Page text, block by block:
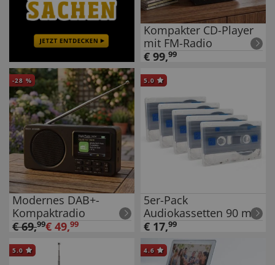
Kompakter CD-Player
mit FM-Radio
€ 99,99
-28 %
Modernes DAB+-
Kompaktradio
€69,99€ 49,99
5.0
5er-Pack
Audiokassetten 90 min
€ 17,99
5.0 4.6